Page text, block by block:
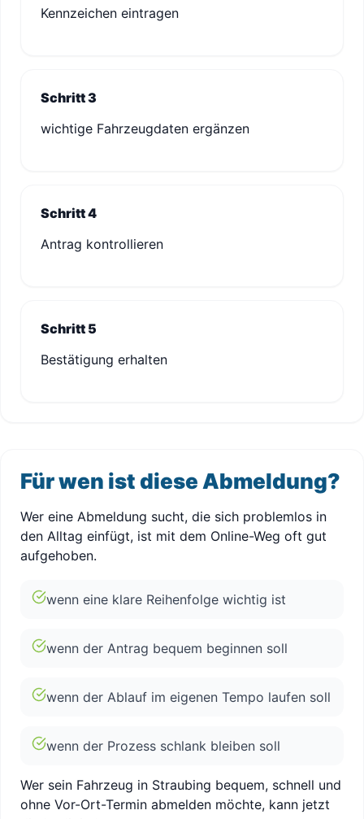
Kennzeichen eintragen
Schritt 3
wichtige Fahrzeugdaten ergänzen
Schritt 4
Antrag kontrollieren
Schritt 5
Bestätigung erhalten
Für wen ist diese Abmeldung?
Wer eine Abmeldung sucht, die sich problemlos in
den Alltag einfügt, ist mit dem Online-Weg oft gut
aufgehoben.
wenn eine klare Reihenfolge wichtig ist
wenn der Antrag bequem beginnen soll
wenn der Ablauf im eigenen Tempo laufen soll
wenn der Prozess schlank bleiben soll
Wer sein Fahrzeug in Straubing bequem, schnell und
ohne Vor-Ort-Termin abmelden möchte, kann jetzt